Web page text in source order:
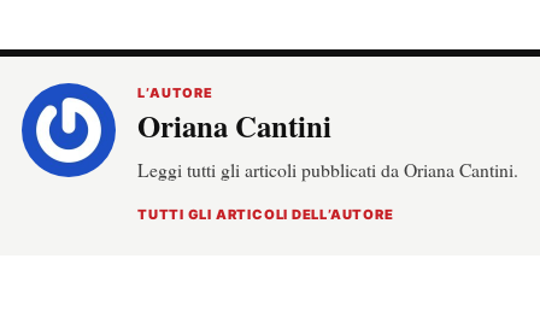
L’AUTORE
Oriana Cantini
Leggi tutti gli articoli pubblicati da Oriana Cantini.
TUTTI GLI ARTICOLI DELL’AUTORE